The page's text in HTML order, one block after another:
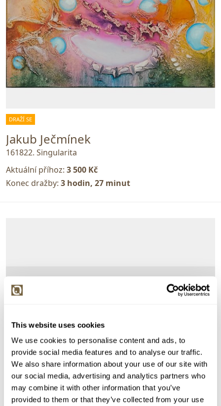
This website uses cookies
We use cookies to personalise content and ads, to
provide social media features and to analyse our traffic.
We also share information about your use of our site with
our social media, advertising and analytics partners who
may combine it with other information that you’ve
provided to them or that they’ve collected from your use
DRAŽÍ SE
Jakub Ječmínek
161822. Singularita
Aktuální příhoz: 3 500 Kč
Konec dražby: 3 hodin, 27 minut